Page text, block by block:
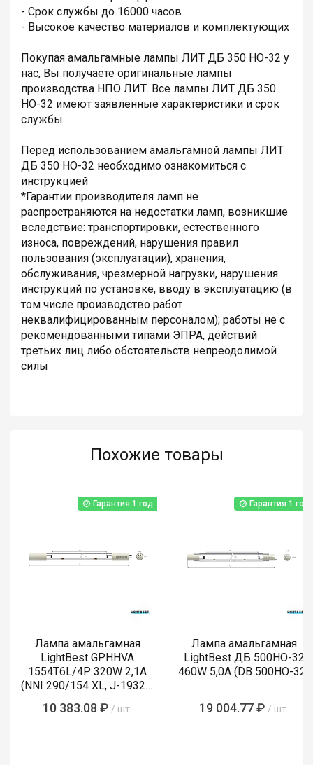
- Срок службы до 16000 часов
- Высокое качество материалов и комплектующих
Покупая амальгамные лампы ЛИТ ДБ 350 НО-32 у
нас, Вы получаете оригинальные лампы
производства НПО ЛИТ. Все лампы ЛИТ ДБ 350
НО-32 имеют заявленные характеристики и срок
службы
Перед использованием амальгамной лампы ЛИТ
ДБ 350 НО-32 необходимо ознакомиться с
инструкцией
*Гарантии производителя ламп не
распространяются на недостатки ламп, возникшие
вследствие: транспортировки, естественного
износа, повреждений, нарушения правил
пользования (эксплуатации), хранения,
обслуживания, чрезмерной нагрузки, нарушения
инструкций по установке, вводу в эксплуатацию (в
том числе производство работ
неквалифицированным персоналом); работы не с
рекомендованными типами ЭПРА, действий
третьих лиц либо обстоятельств непреодолимой
силы
Похожие товары
Гарантия 1 год
Лампа амальгамная
LightBest GPHHVA
1554T6L/4P 320W 2,1A
(NNI 290/154 XL, J-19320,
10 383.08 ₽ / шт.
Гарантия 1 год
Лампа амальгамная
LightBest ДБ 500HO-32
460W 5,0A (DB 500НО-32)
19 004.77 ₽ / шт.